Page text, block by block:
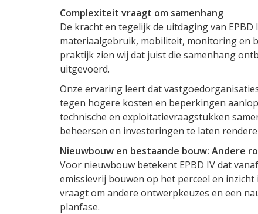
Complexiteit vraagt om samenhang
De kracht en tegelijk de uitdaging van
materiaalgebruik, mobiliteit, monitoring en
praktijk zien wij dat juist die samenhang
uitgevoerd.
Onze ervaring leert dat
tegen hogere kosten en beperkingen
technische en exploitatievraagstukken
beheersen en investeringen te laten
Nieuwbouw en bestaande bouw: Andere
Voor nieuwbouw betekent EPBD IV dat
emissievrij bouwen op het perceel en
vraagt om andere ontwerpkeuzes en een
planfase.